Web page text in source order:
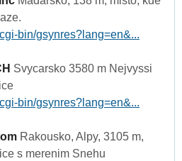
bin/gsynres?lang=en&...
Svycarsko 3580 m Nejvyssi
bin/gsynres?lang=en&...
Rakousko, Alpy, 3105 m,
s merenim Snehu